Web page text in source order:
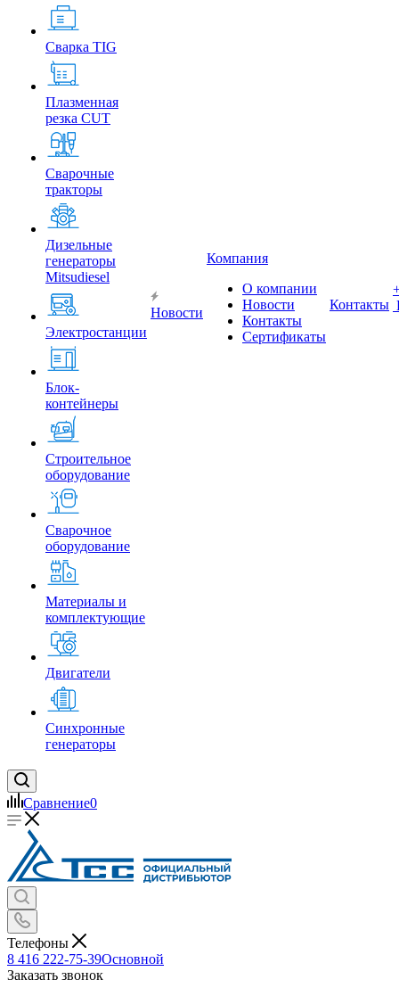
Сварка TIG
Плазменная
резка CUT
Сварочные
тракторы
Дизельные
генераторы
Mitsudiesel
Электростанции
Блок-
контейнеры
Строительное
оборудование
Сварочное
оборудование
Материалы и
комплектующие
Двигатели
Синхронные
генераторы
Новости
Компания
О компании
Новости
Контакты
Сертификаты
Контакты
Сравнение0
Телефоны
8 416 222-75-39Основной
Заказать звонок